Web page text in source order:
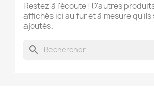
Restez à l'écoute ! D'autres
affichés ici au fur et à mesure
ajoutés.
search